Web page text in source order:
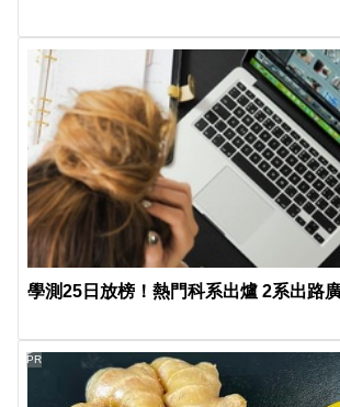
學測25日放榜！熱門科系出爐 2系出路
PR